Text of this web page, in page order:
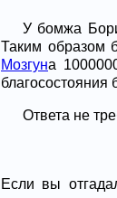
У бомжа
Таким образом
Мозгуна
Ответа не
Если вы